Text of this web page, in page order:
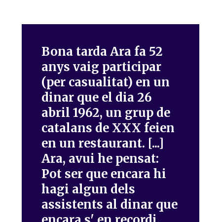
Bona tarda Ara fa 52
anys vaig participar
(per casualitat) en un
dinar que el dia 26
abril 1962, un grup de
catalans de XXX feien
en un restaurant. [...]
Ara, avui he pensat:
Pot ser que encara hi
hagi algun dels
assistents al dinar que